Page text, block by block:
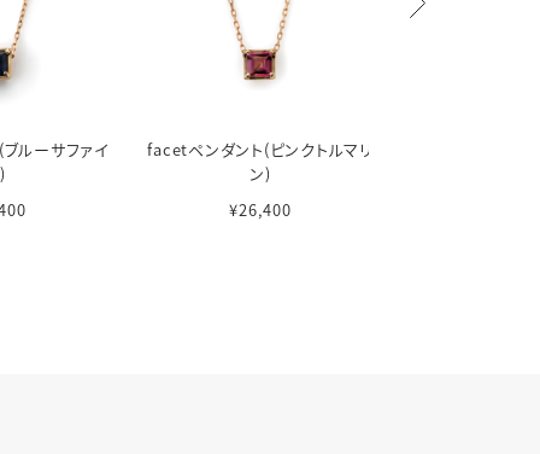
ルーサファイ
facetペンダント(ピンクトルマリ
ン)
¥26,400